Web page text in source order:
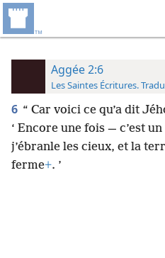
Aggée 2:6
Les Saintes Écritures.
6 “ Car voici ce qu’a dit
‘ Encore une fois — c’est
j’ébranle les cieux, et la
ferme+. ’